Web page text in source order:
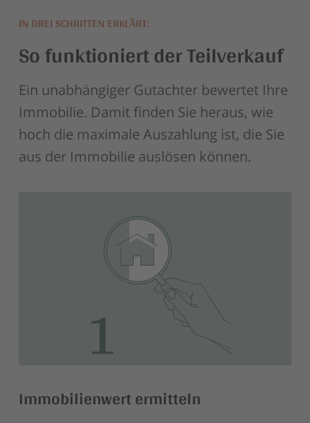
IN DREI SCHRITTEN ERKLÄRT:
So funktioniert der Teilverkauf
Ein unabhängiger Gutachter bewertet Ihre
Immobilie. Damit finden Sie heraus, wie
hoch die maximale Auszahlung ist, die Sie
aus der Immobilie auslösen können.
Immobilienwert ermitteln